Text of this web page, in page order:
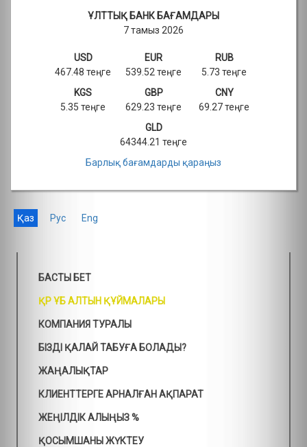
ҰЛТТЫҚ БАНК БАҒАМДАРЫ
7 тамыз 2026
USD
467.48 теңге
EUR
539.52 теңге
RUB
5.73 теңге
KGS
5.35 теңге
GBP
629.23 теңге
CNY
69.27 теңге
GLD
64344.21 теңге
Барлық бағамдарды қараңыз
Қаз Рус Eng
БАСТЫ БЕТ
ҚР ҰБ АЛТЫН ҚҰЙМАЛАРЫ
КОМПАНИЯ ТУРАЛЫ
БІЗДІ ҚАЛАЙ ТАБУҒА БОЛАДЫ?
ЖАҢАЛЫҚТАР
КЛИЕНТТЕРГЕ АРНАЛҒАН АҚПАРАТ
ЖЕҢІЛДІК АЛЫҢЫЗ %
ҚОСЫМШАНЫ ЖҮКТЕУ